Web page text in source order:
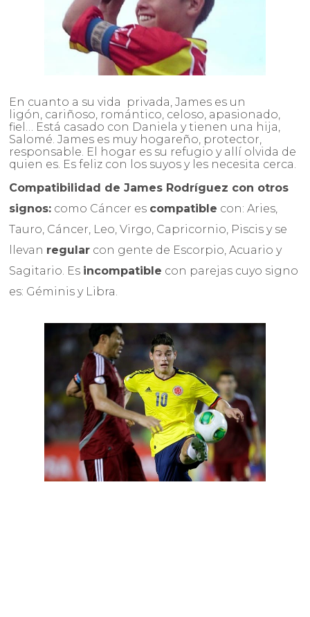
En cuanto a su vida privada, James es un
ligón, cariñoso, romántico, celoso, apasionado,
fiel… Está casado con Daniela y tienen una hija,
Salomé. James es muy hogareño, protector,
responsable. El hogar es su refugio y allí olvida de
quien es. Es feliz con los suyos y les necesita cerca.
Compatibilidad deJames Rodríguez con otros
signos: como Cáncer es compatible con: Aries,
Tauro, Cáncer, Leo, Virgo, Capricornio, Piscis y se
llevan regular con gente de Escorpio, Acuario y
Sagitario. Es incompatible con parejas cuyo signo
es: Géminis y Libra.